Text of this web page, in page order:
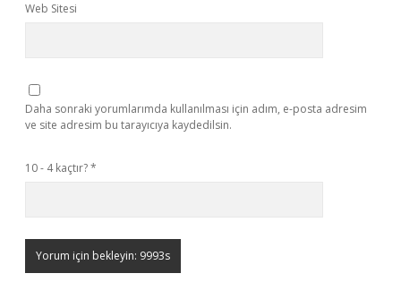
Web Sitesi
Daha sonraki yorumlarımda kullanılması için adım, e-posta adresim
ve site adresim bu tarayıcıya kaydedilsin.
10 - 4 kaçtır?*